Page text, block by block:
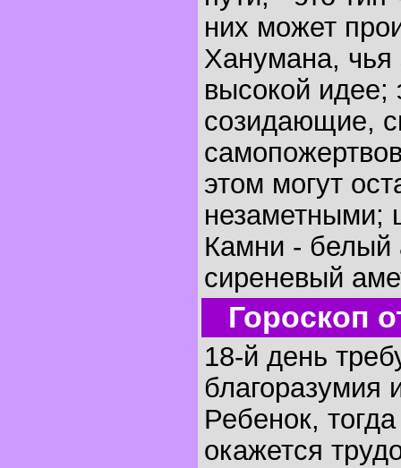
них может
Ханумана, чья
высокой идее;
созидающие,
этом могут
незаметными;
Камни - белый
сиреневый
Гороскоп
18-й день
благоразумия
Ребенок,
окажется